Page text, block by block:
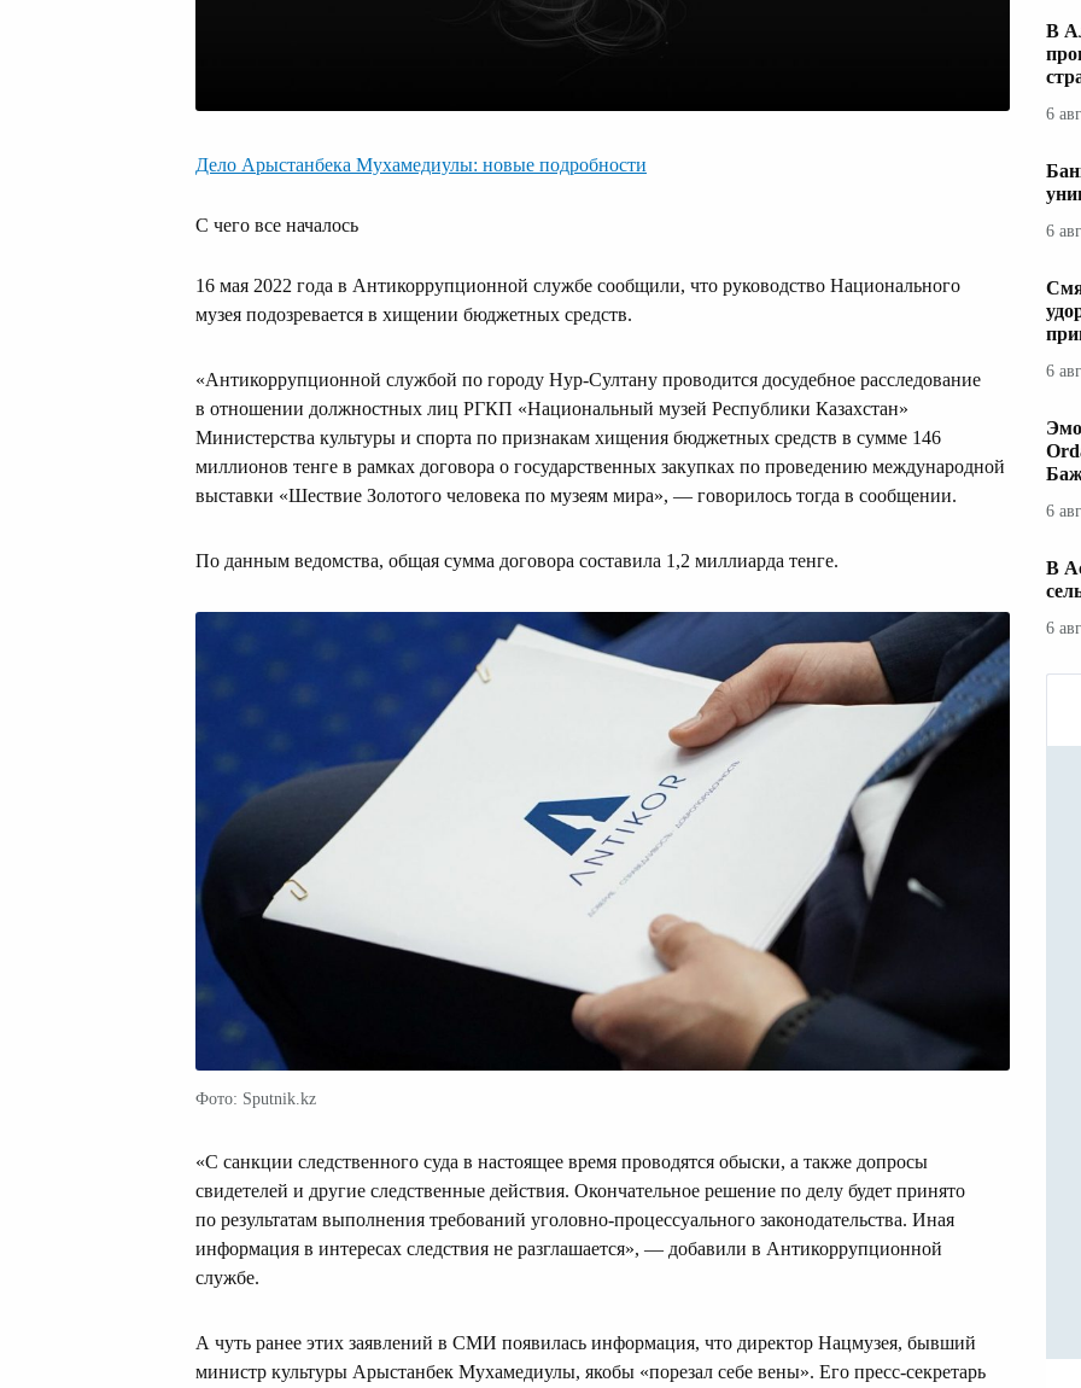
Дело Арыстанбека Мухамедиулы: новые подробности
С чего все началось
16 мая 2022 года в Антикоррупционной службе сообщили, что руководство Национального
музея подозревается в хищении бюджетных средств.
«Антикоррупционной службой по городу Нур-Султану проводится досудебное расследование
в отношении должностных лиц РГКП «Национальный музей Республики Казахстан»
Министерства культуры и спорта по признакам хищения бюджетных средств в сумме 146
миллионов тенге в рамках договора о государственных закупках по проведению международной
выставки «Шествие Золотого человека по музеям мира», — говорилось тогда в сообщении.
По данным ведомства, общая сумма договора составила 1,2 миллиарда тенге.
Фото: Sputnik.kz
«С санкции следственного суда в настоящее время проводятся обыски, а также допросы
свидетелей и другие следственные действия. Окончательное решение по делу будет принято
по результатам выполнения требований уголовно-процессуального законодательства. Иная
информация в интересах следствия не разглашается», — добавили в Антикоррупционной
службе.
А чуть ранее этих заявлений в СМИ появилась информация, что директор Нацмузея, бывший
министр культуры Арыстанбек Мухамедиулы, якобы «порезал себе вены». Его пресс-секретарь
В
6
6
6
6
В
6